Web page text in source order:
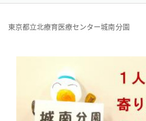
東京都立北療
東京都立北療育医療センター城南分園